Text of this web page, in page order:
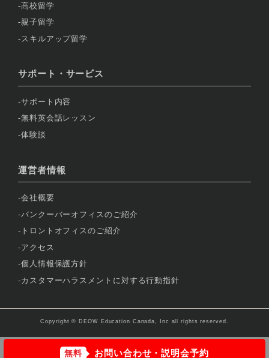
高校留学
親子留学
スキルアップ留学
サポート・サービス
サポート内容
無料英会話レッスン
体験談
運営者情報
会社概要
バンクーバーオフィスのご紹介
トロントオフィスのご紹介
アクセス
個人情報保護方針
カスタマーハラスメントに対する行動指針
Copyright © DEOW Education Canada, Inc all rights reserved.
無料 お問い合わせ・説明会予約